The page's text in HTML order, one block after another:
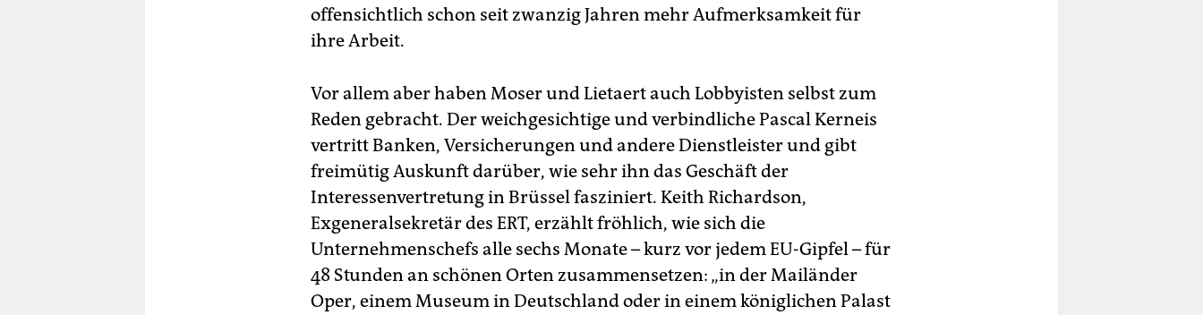
offensichtlich schon seit zwanzig Jahren mehr Aufmerksamkeit für
ihre Arbeit.
Vor allem aber haben Moser und Lietaert auch Lobbyisten selbst zum
Reden gebracht. Der weichgesichtige und verbindliche Pascal Kerneis
vertritt Banken, Versicherungen und andere Dienstleister und gibt
freimütig Auskunft darüber, wie sehr ihn das Geschäft der
Interessenvertretung in Brüssel fasziniert. Keith Richardson,
Exgeneralsekretär des ERT, erzählt fröhlich, wie sich die
Unternehmenschefs alle sechs Monate – kurz vor jedem EU-Gipfel – für
48 Stunden an schönen Orten zusammensetzen: „in der Mailänder
Oper, einem Museum in Deutschland oder in einem königlichen Palast